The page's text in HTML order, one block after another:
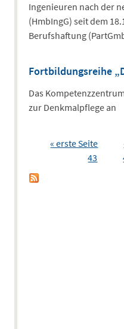
Ingenieuren nach der
(HmbIngG) seit dem
Berufshaftung
Fortbildungsreihe
Das
zur Denkmalpflege an
Seiten« erste Seite
43